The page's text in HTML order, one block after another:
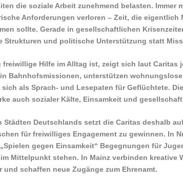
die soziale Arbeit zunehmend belasten. Immer
Anforderungen verloren – Zeit, die
sollte. Gerade in gesellschaftlichen
Strukturen und politische Unterstützung statt
freiwillige Hilfe im Alltag ist, zeigt sich laut Caritas
Bahnhofsmissionen, unterstützen
sich als Sprach- und Lesepaten für Geflüchtete.
auch sozialer Kälte, Einsamkeit und
Städten Deutschlands setzt die Caritas deshalb
für freiwilliges Engagement zu gewinnen. In
gegen Einsamkeit“ Begegnungen für
Mittelpunkt stehen. In Mainz verbinden kreative
und schaffen neue Zugänge zum Ehrenamt.